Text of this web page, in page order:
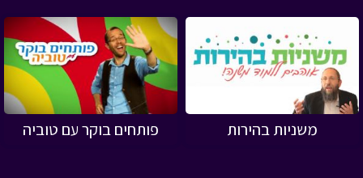
משניות בהירות פותחים בוקר עם טוביה